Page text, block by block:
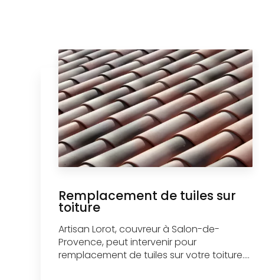
Remplacement de tuiles sur
toiture
Artisan Lorot, couvreur à Salon-de-
Provence, peut intervenir pour
remplacement de tuiles sur votre toiture....